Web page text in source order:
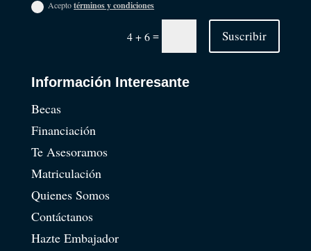
Aceptotérminos y condiciones
4 + 6= Suscribir
Información Interesante
Becas
Financiación
Te Asesoramos
Matriculación
Quienes Somos
Contáctanos
Hazte Embajador